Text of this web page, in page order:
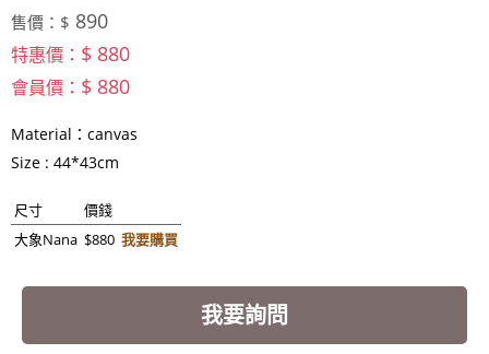
售價：$ 890
特惠價： $ 880
會員價： $ 880
Material：canvas
Size : 44*43cm
尺寸
價錢
大象Nana $880 我要購買
我要詢問